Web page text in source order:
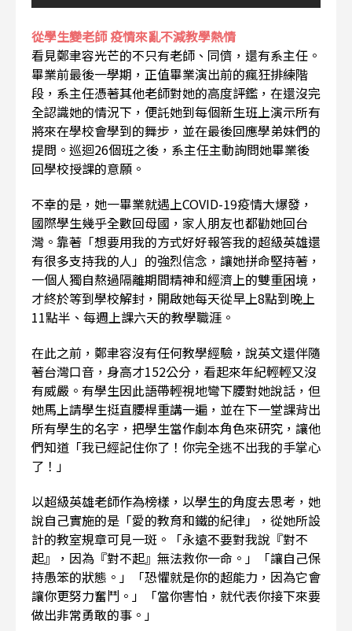
從學生變老師 疫情來亂不減教學熱情
看見鄭聿容光芒的不只有老師、同儕，還有系主任。
畢業前最後一學期，正值畢業演出前的瘋狂排練階
段，系主任憑著其他老師對她的高度評鑑，在還沒完
全認識她的情況下，便託她到每個新生班上演示所有
將來在學校會學到的舞步，並在最後回應學弟妹們的
提問。巡迴26個班之後，系主任主動詢問她畢業後
回學校授課的意願。
不幸的是，她一畢業就遇上COVID-19疫情大爆發，
國際學生幾乎全數回母國，家人朋友也都勸她回台
灣。靠著「想要用我的方式好好報答我的超級英雄還
有很多支持我的人」的強烈信念，讓她拼命堅持著，
一個人獨自熬過隔離期間精神和經濟上的雙重困境，
才終於等到學校解封，開啟她每天從早上8點到晚上
11點半、每週上課六天的教學職涯。
在此之前，鄭聿容沒有任何教學經驗，說英文還伴隨
著台灣口音，身高才152公分，看起來年紀輕輕又沒
有威嚴。有學生因此語帶輕視地彎下腰對她說話，但
她馬上請學生挺直腰桿重講一遍，並在下一堂課背出
所有學生的名字，把學生當作劇本角色來研究，讓他
們知道「我已經記住你了！你完全逃不出我的手掌心
了！」
以超級英雄老師作為榜樣，以學生的角度去思考，她
說自己實施的是「愛的教育和鐵的紀律」，從她所設
計的教室規章可見一斑。「永遠不要對我說『對不
起』，因為『對不起』無法救你一命。」「讓自己保
持愚笨的狀態。」「恐懼就是你的超能力，因為它會
讓你更努力奮鬥。」「當你害怕，就代表你接下來要
做出非常勇敢的事。」